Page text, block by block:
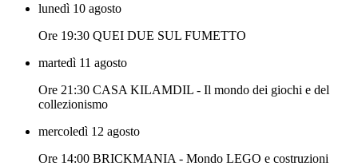
lunedì 10 agosto
Ore 19:30 QUEI DUE SUL FUMETTO
martedì 11 agosto
Ore 21:30 CASA KILAMDIL - Il mondo dei giochi e del
collezionismo
mercoledì 12 agosto
Ore 14:00 BRICKMANIA - Mondo LEGO e costruzioni